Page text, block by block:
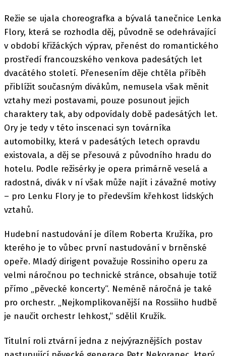
Režie se ujala choreografka a bývalá tanečnice Lenka
Flory, která se rozhodla děj, původně se odehrávající
v období křižáckých výprav, přenést do romantického
prostředí francouzského venkova padesátých let
dvacátého století. Přenesením děje chtěla příběh
přiblížit současným divákům, nemusela však měnit
vztahy mezi postavami, pouze posunout jejich
charaktery tak, aby odpovídaly době padesátých let.
Ory je tedy v této inscenaci syn továrníka
automobilky, která v padesátých letech opravdu
existovala, a děj se přesouvá z původního hradu do
hotelu. Podle režisérky je opera primárně veselá a
radostná, divák v ní však může najít i závažné motivy
– pro Lenku Flory je to především křehkost lidských
vztahů.
Hudební nastudování je dílem Roberta Kružíka, pro
kterého je to vůbec první nastudování v brněnské
opeře. Mladý dirigent považuje Rossiniho operu za
velmi náročnou po technické stránce, obsahuje totiž
přímo „pěvecké koncerty“. Neméně náročná je také
pro orchestr. „Nejkomplikovanější na Rossiiho hudbě
je naučit orchestr lehkost,“ sdělil Kružík.
Titulní roli ztvární jedna z nejvýraznějších postav